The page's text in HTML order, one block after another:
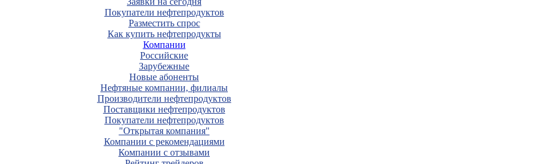
Покупатели нефтепродуктов
Разместить спрос
Как купить нефтепродукты
Компании
Российские
Зарубежные
Новые абоненты
Нефтяные компании, филиалы
Производители нефтепродуктов
Поставщики нефтепродуктов
Покупатели нефтепродуктов
"Открытая компания"
Компании с рекомендациями
Компании с отзывами